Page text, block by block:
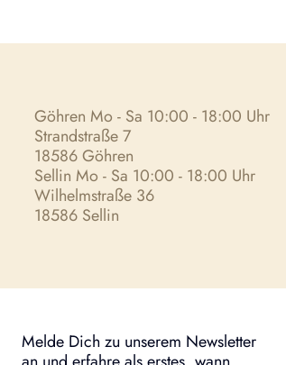
Göhren Mo - Sa 10:00 - 18:00 Uhr
Strandstraße 7
18586 Göhren
Sellin Mo - Sa 10:00 - 18:00 Uhr
Wilhelmstraße 36
18586 Sellin
Melde Dich zu unserem Newsletter